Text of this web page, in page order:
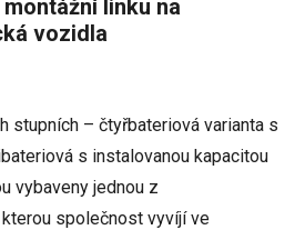
vozidla
stupních – čtyřbateriová varianta s
s instalovanou kapacitou
vybaveny jednou z
společnost vyvíjí ve